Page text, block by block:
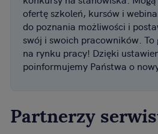
ofertę szkoleń, kursów i
do poznania możliwości i
swój i swoich pracowników. To
na rynku pracy! Dzięki
poinformujemy Państwa o
Partnerzy